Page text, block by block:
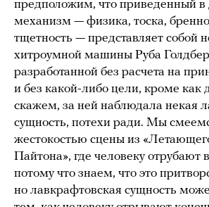
предположим, что приведенный
механизм — физика, тоска,
тщетность — представляет собой
хитроумной машины Руба
разработанной без расчета на
и без какой-либо цели, кроме как
скажем, за ней наблюдала некая
сущность, потехи ради. Мы
жестокостью сцены из
Пайтона», где человеку отрубают
потому что знаем, что это
но лавкрафтовская сущность